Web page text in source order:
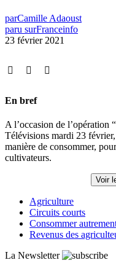
parCamille Adaoust
paru surFranceinfo
23 février 2021
En bref
A l’occasion de l’opération
Télévisions mardi 23
manière de consommer,
cultivateurs.
Voir
Agriculture
Circuits courts
Consommer
Revenus des
La Newsletter